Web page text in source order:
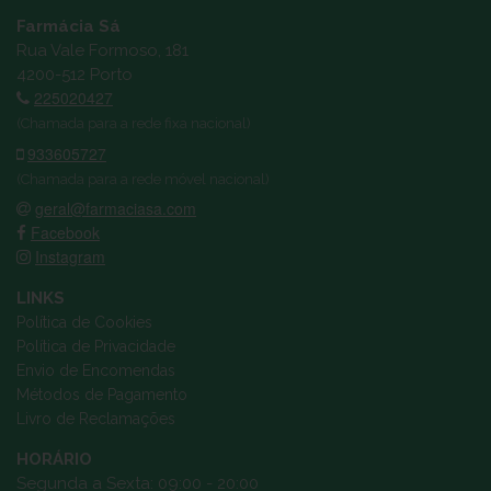
Farmácia Sá
Rua Vale Formoso, 181
4200-512 Porto
225020427
(Chamada para a rede fixa nacional)
933605727
(Chamada para a rede móvel nacional)
geral@farmaciasa.com
Facebook
Instagram
LINKS
Política de Cookies
Política de Privacidade
Envio de Encomendas
Métodos de Pagamento
Livro de Reclamações
HORÁRIO
Segunda a Sexta: 09:00 - 20:00